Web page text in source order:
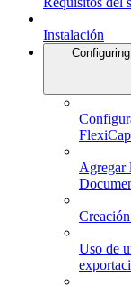
Instalación
Agregar
Uso de